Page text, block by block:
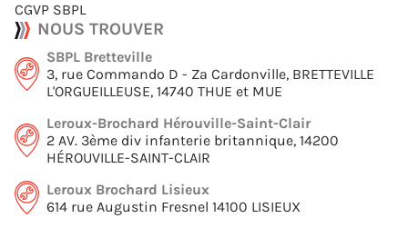
CGVP SBPL
NOUS TROUVER
SBPL Bretteville
3, rue Commando D - Za Cardonville, BRETTEVILLE
L'ORGUEILLEUSE, 14740 THUE et MUE
Leroux-Brochard Hérouville-Saint-Clair
2 AV. 3ème div infanterie britannique, 14200
HÉROUVILLE-SAINT-CLAIR
Leroux Brochard Lisieux
614 rue Augustin Fresnel 14100 LISIEUX